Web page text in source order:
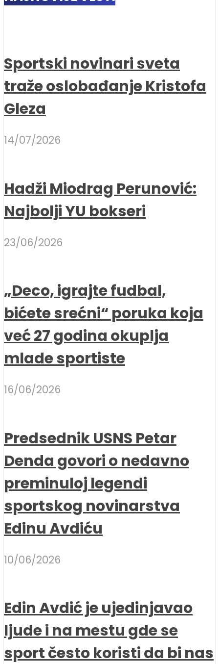
Sportski novinari sveta
traže oslobađanje Kristofa
Gleza
14/07/2026
Hadži Miodrag Perunović:
Najbolji YU bokseri
23/06/2026
„Deco, igrajte fudbal,
bićete srećni“ poruka koja
već 27 godina okuplja
mlade sportiste
16/06/2026
Predsednik USNS Petar
Denda govori o nedavno
preminuloj legendi
sportskog novinarstva
Edinu Avdiću
10/06/2026
Edin Avdić je ujedinjavao
ljude i na mestu gde se
sport često koristi da bi nas